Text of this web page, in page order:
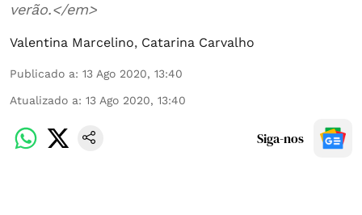
verão.</em>
Valentina Marcelino, Catarina Carvalho
Publicado a: 13 Ago 2020, 13:40
Atualizado a: 13 Ago 2020, 13:40
Siga-nos